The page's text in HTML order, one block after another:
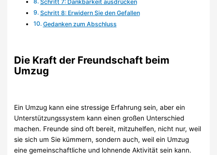
Schritt 7: Dankbarkeit ausdrücken
Schritt 8: Erwidern Sie den Gefallen
Gedanken zum Abschluss
Die Kraft der Freundschaft beim
Umzug
Ein Umzug kann eine stressige Erfahrung sein, aber ein
Unterstützungssystem kann einen großen Unterschied
machen. Freunde sind oft bereit, mitzuhelfen, nicht nur, weil
sie sich um Sie kümmern, sondern auch, weil ein Umzug
eine gemeinschaftliche und lohnende Aktivität sein kann.